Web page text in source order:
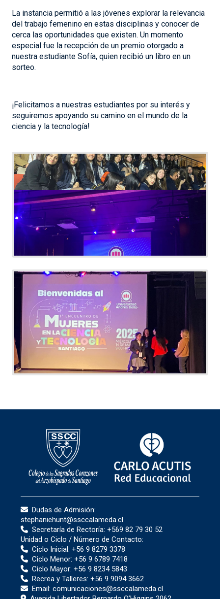
La instancia permitió a las jóvenes explorar la relevancia
del trabajo femenino en estas disciplinas y conocer de
cerca las oportunidades que existen. Un momento
especial fue la recepción de un premio otorgado a
nuestra estudiante Sofía, quien recibió un libro en un
sorteo.
¡Felicitamos a nuestras estudiantes por su interés y
seguiremos apoyando su camino en el mundo de la
ciencia y la tecnología!
Dudas de Admisión:
stephaniehunt@ssccalameda.cl
Secretaría de Rectoría: +569 82 79 30 52
Unidad o Ciclo / Número de Contacto:
Ciclo Inicial: +56 9 8279 3378
Ciclo Menor: +56 9 6789 7418
Ciclo Mayor: +56 9 8234 5843
Recrea y Talleres: +56 9 9094 3662
Email: comunicaciones@ssccalameda.cl